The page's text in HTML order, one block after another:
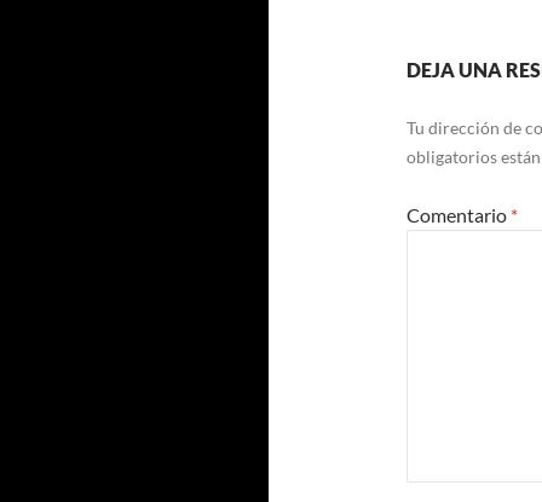
DEJA UNA
Tu dirección de
obligatorios
Comentario *